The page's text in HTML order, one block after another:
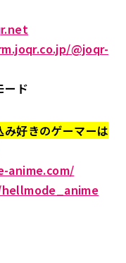
@joqr-
ード
み好きのゲーマーは
anime.com/